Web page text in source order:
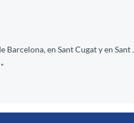
en Sant Cugat y en Sant